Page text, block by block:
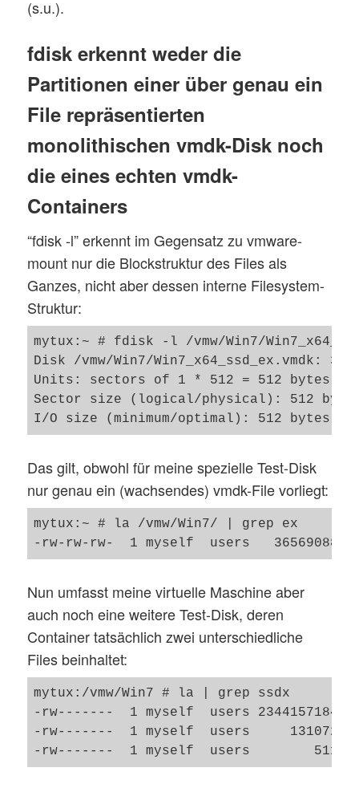
(s.u.).
fdisk erkennt weder die
Partitionen einer über genau ein
File repräsentierten
monolithischen vmdk-Disk noch
die eines echten vmdk-
Containers
“fdisk -l” erkennt im Gegensatz zu vmware-
mount nur die Blockstruktur des Files als
Ganzes, nicht aber dessen interne Filesystem-
Struktur:
mytux:~ # fdisk -l /vmw/Win7/
Disk /vmw/Win7/Win7_x64_ssd_ex.vmdk:
Units: sectors of 1 * 512 = 512 bytes
Sector size (logical/physical): 512
Das gilt, obwohl für meine spezielle Test-Disk
nur genau ein (wachsendes) vmdk-File vorliegt:
mytux:~ # la /vmw/Win7/ | grep ex
Nun umfasst meine virtuelle Maschine aber
auch noch eine weitere Test-Disk, deren
Container tatsächlich zwei unterschiedliche
Files beinhaltet:
mytux:/vmw/Win7 # la | grep ssdx
-rw-------  1 myself  users 2344157184
-rw-------  1 myself  users     131072 Mar